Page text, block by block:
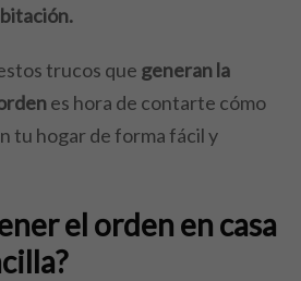
trucos que generan la
es hora de contarte cómo
tu hogar de forma fácil y
el orden en casa